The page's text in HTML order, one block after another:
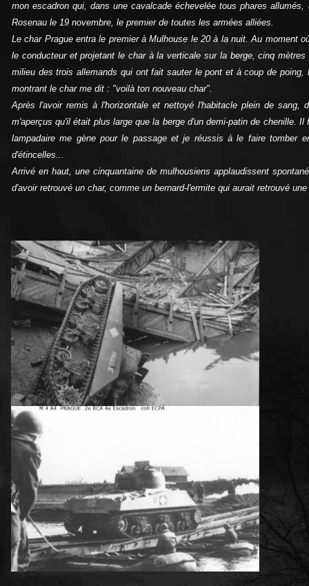
mon escadron qui, dans une cavalcade échevelée tous phares
Rosenau le 19 novembre, le premier de toutes les armées alliées.
Le char Prague entra le premier à Mulhouse le 20 à la nuit. Au moment
le conducteur et projetant le char à la verticale sur la berge, cinq
milieu des trois allemands qui ont fait sauter le pont et à coup de
montrant le char me dit : "voilà ton nouveau char".
Après l'avoir remis à l'horizontale et nettoyé l'habitacle plein de
m'aperçus qu'il était plus large que la berge d'un demi-patin de chenille.
lampadaire me gène pour le passage et je réussis à le faire tomber
d'étincelles...
Arrivé en haut, une cinquantaine de mulhousiens applaudissent
d'avoir retrouvé un char, comme un bernard-l'ermite qui aurait retrouvé